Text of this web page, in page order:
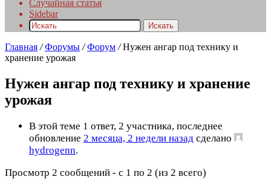
Случайная статья
Sidebar
Искать
Главная / Форумы / Форум / Нужен ангар под технику и
хранение урожая
Нужен ангар под технику и хранение
урожая
В этой теме 1 ответ, 2 участника, последнее
обновление 2 месяца, 2 недели назад сделано
hydrogenn.
Просмотр 2 сообщений - с 1 по 2 (из 2 всего)